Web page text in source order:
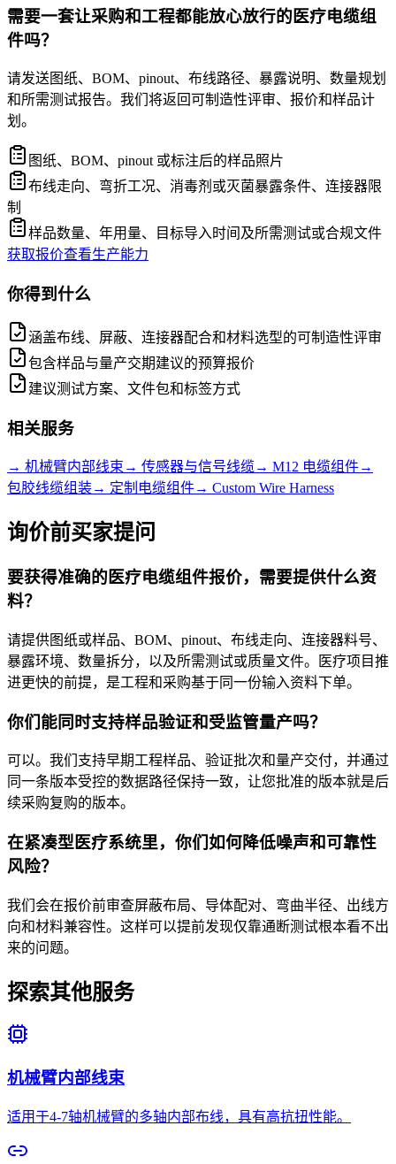
需要一套让采购和工程都能放心放行的医疗电缆组
件吗？
请发送图纸、BOM、pinout、布线路径、暴露说明、数量规划
和所需测试报告。我们将返回可制造性评审、报价和样品计
划。
图纸、BOM、pinout 或标注后的样品照片
布线走向、弯折工况、消毒剂或灭菌暴露条件、连接器限
制
样品数量、年用量、目标导入时间及所需测试或合规文件
获取报价查看生产能力
你得到什么
涵盖布线、屏蔽、连接器配合和材料选型的可制造性评审
包含样品与量产交期建议的预算报价
建议测试方案、文件包和标签方式
相关服务
→ 机械臂内部线束 → 传感器与信号线缆→ M12 电缆组件→
包胶线缆组装→ 定制电缆组件→ Custom Wire Harness
询价前买家提问
要获得准确的医疗电缆组件报价，需要提供什么资
料？
请提供图纸或样品、BOM、pinout、布线走向、连接器料号、
暴露环境、数量拆分，以及所需测试或质量文件。医疗项目推
进更快的前提，是工程和采购基于同一份输入资料下单。
你们能同时支持样品验证和受监管量产吗？
可以。我们支持早期工程样品、验证批次和量产交付，并通过
同一条版本受控的数据路径保持一致，让您批准的版本就是后
续采购复购的版本。
在紧凑型医疗系统里，你们如何降低噪声和可靠性
风险？
我们会在报价前审查屏蔽布局、导体配对、弯曲半径、出线方
向和材料兼容性。这样可以提前发现仅靠通断测试根本看不出
来的问题。
探索其他服务
机械臂内部线束
适用于4-7轴机械臂的多轴内部布线，具有高抗扭性能。